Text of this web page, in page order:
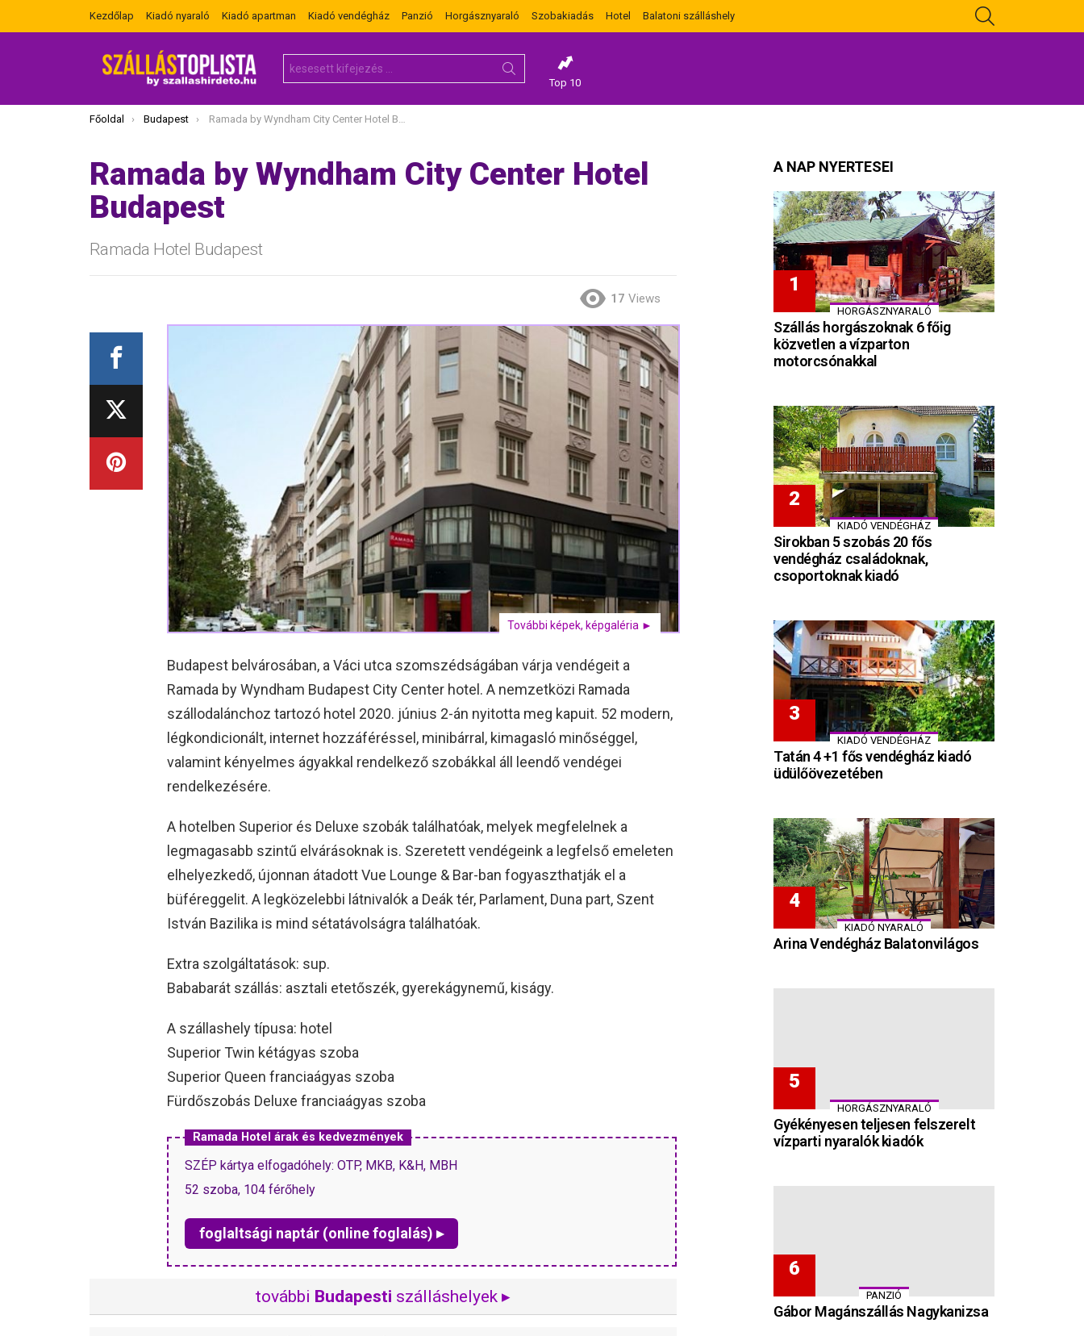
Kezdőlap Kiadó nyaraló Kiadó apartman Kiadó vendégház Panzió Horgásznyaraló Szobakiadás Hotel Balatoni szálláshely
for:
Top 10
Itt vagy most:
Főoldal Budapest Ramada by Wyndham City Center Hotel Budapest
Ramada by Wyndham City Center Hotel
Budapest
Ramada Hotel Budapest
17 Views
További képek, képgaléria ►
Budapest belvárosában, a Váci utca szomszédságában várja vendégeit a
Ramada by Wyndham Budapest City Center hotel. A nemzetközi Ramada
szállodalánchoz tartozó hotel 2020. június 2-án nyitotta meg kapuit. 52 modern,
légkondicionált, internet hozzáféréssel, minibárral, kimagasló minőséggel,
valamint kényelmes ágyakkal rendelkező szobákkal áll leendő vendégei
rendelkezésére.
A hotelben Superior és Deluxe szobák találhatóak, melyek megfelelnek a
legmagasabb szintű elvárásoknak is. Szeretett vendégeink a legfelső emeleten
elhelyezkedő, újonnan átadott Vue Lounge & Bar-ban fogyaszthatják el a
büféreggelit. A legközelebbi látnivalók a Deák tér, Parlament, Duna part, Szent
István Bazilika is mind sétatávolságra találhatóak.
Extra szolgáltatások: sup.
Bababarát szállás: asztali etetőszék, gyerekágynemű, kiságy.
A szállashely típusa: hotel
Superior Twin kétágyas szoba
Superior Queen franciaágyas szoba
Fürdőszobás Deluxe franciaágyas szoba
Ramada Hotel árak és kedvezmények
SZÉP kártya elfogadóhely: OTP, MKB, K&H, MBH
52 szoba, 104 férőhely
foglaltsági naptár (online foglalás) ▸
további Budapesti szálláshelyek ▸
A NAP NYERTESEI
HORGÁSZNYARALÓ
Szállás horgászoknak 6 főig
közvetlen a vízparton
motorcsónakkal
KIADÓ VENDÉGHÁZ
Sirokban 5 szobás 20 fős
vendégház családoknak,
csoportoknak kiadó
KIADÓ VENDÉGHÁZ
Tatán 4 +1 fős vendégház kiadó
üdülőövezetében
KIADÓ NYARALÓ
Arina Vendégház Balatonvilágos
HORGÁSZNYARALÓ
Gyékényesen teljesen felszerelt
vízparti nyaralók kiadók
PANZIÓ
Gábor Magánszállás Nagykanizsa